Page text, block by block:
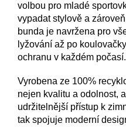
volbou pro mladé
vypadat stylově a
bunda je navržena pro
lyžování až po
ochranu v každém počasí.
Vyrobena ze 100%
nejen kvalitu a odolnost,
udržitelnější přístup k
tak spojuje moderní